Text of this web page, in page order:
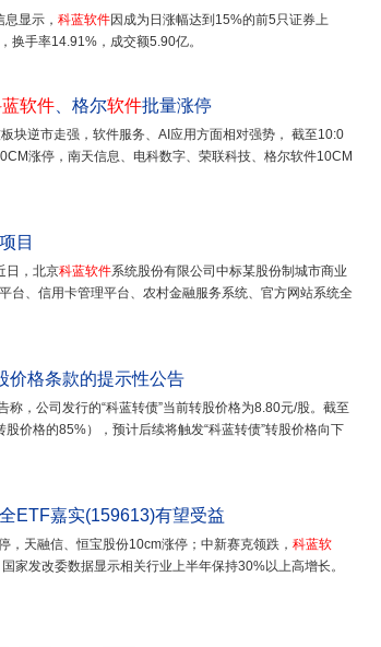
显示， 科蓝软件因成为日涨幅达到15%的前5只证券上
换手率14.91%，成交额5.90亿。
软件 、格尔软件批量涨停
块逆市走强，软件服务、AI应用方面相对强势， 截至10:0
涨停，南天信息、电科数字、荣联科技、格尔软件10CM
目
日，北京科蓝软件系统股份有限公司中标某股份制城市商业
台、信用卡管理平台、农村金融服务系统、官方网站系统全
价格条款的提示性公告
称，公司发行的“科蓝转债”当前转股价格为8.80元/股。截至
价格的85%），预计后续将触发“科蓝转债”转股价格向下
ETF嘉实(159613)有望受益
，天融信、恒宝股份10cm涨停；中新赛克领跌， 科蓝软
发改委数据显示相关行业上半年保持30%以上高增长。